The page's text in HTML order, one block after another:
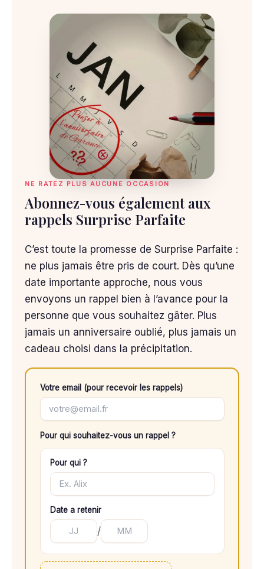
NE RATEZ PLUS AUCUNE OCCASION
Abonnez-vous également aux
rappels Surprise Parfaite
C’est toute la promesse de Surprise Parfaite :
ne plus jamais être pris de court. Dès qu’une
date importante approche, nous vous
envoyons un rappel bien à l’avance pour la
personne que vous souhaitez gâter. Plus
jamais un anniversaire oublié, plus jamais un
cadeau choisi dans la précipitation.
Votre email (pour recevoir les rappels)
Pour qui souhaitez-vous un rappel ?
Pour qui ?
Date a retenir
/